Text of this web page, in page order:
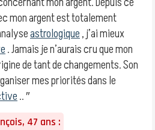
mon argent est totalement
astrologique, j’ai mieux
. Jamais je n’aurais cru que mon
de tant de changements. Son
mes priorités dans le
.. ″
47 ans :